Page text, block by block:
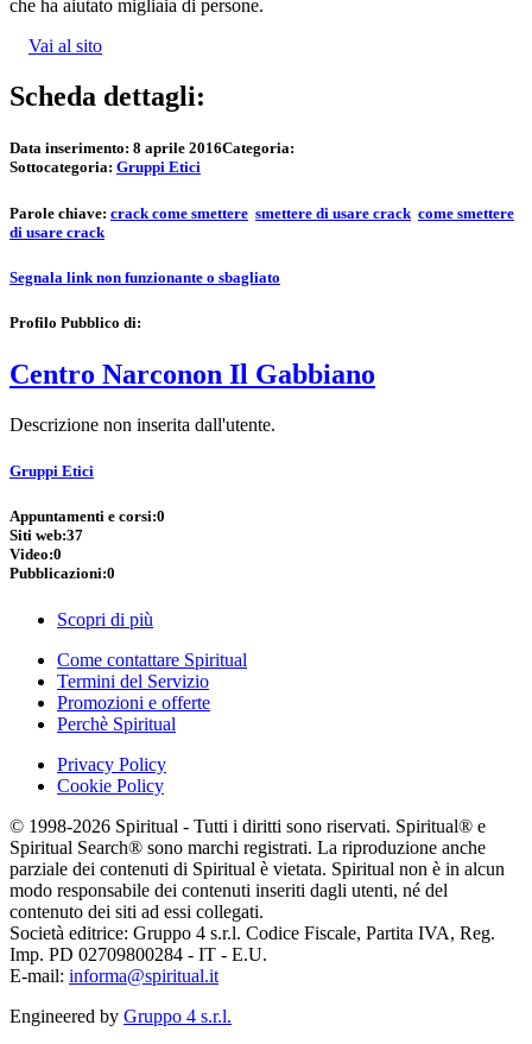
che ha aiutato migliaia di persone.
Vai al sito
Scheda dettagli:
Data inserimento: 8 aprile 2016Categoria:
Sottocategoria: Gruppi Etici
Parole chiave: crack come smettere smettere di usare crack come smettere
di usare crack
Segnala link non funzionante o sbagliato
Profilo Pubblico di:
Centro Narconon Il Gabbiano
Descrizione non inserita dall'utente.
Gruppi Etici
Appuntamenti e corsi:0
Siti web:37
Video:0
Pubblicazioni:0
Scopri di più
Come contattare Spiritual
Termini del Servizio
Promozioni e offerte
Perchè Spiritual
Privacy Policy
Cookie Policy
© 1998-2026 Spiritual - Tutti i diritti sono riservati. Spiritual® e
Spiritual Search® sono marchi registrati. La riproduzione anche
parziale dei contenuti di Spiritual è vietata. Spiritual non è in alcun
modo responsabile dei contenuti inseriti dagli utenti, né del
contenuto dei siti ad essi collegati.
Società editrice: Gruppo 4 s.r.l. Codice Fiscale, Partita IVA, Reg.
Imp. PD 02709800284 - IT - E.U.
E-mail: informa@spiritual.it
Engineered by Gruppo 4 s.r.l.